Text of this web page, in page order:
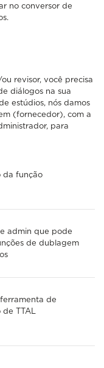
no conversor de
revisor, você precisa
diálogos na sua
estúdios, nós damos
(fornecedor), com a
para
da função
admin que pode
de dublagem
de
de TTAL